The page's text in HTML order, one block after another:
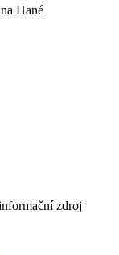
na Hané
zdroj